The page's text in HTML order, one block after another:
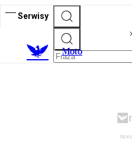
Serwisy
Moto